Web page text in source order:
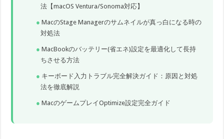
法【macOS Ventura/Sonoma対応】
MacのStage Managerのサムネイルが真っ白になる時の
対処法
MacBookのバッテリー(省エネ)設定を最適化して長持
ちさせる方法
キーボード入力トラブル完全解決ガイド：原因と対処
法を徹底解説
MacのゲームプレイOptimize設定完全ガイド